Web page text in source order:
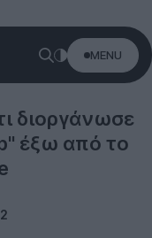
MENU
διοργάνωσε
έξω από το